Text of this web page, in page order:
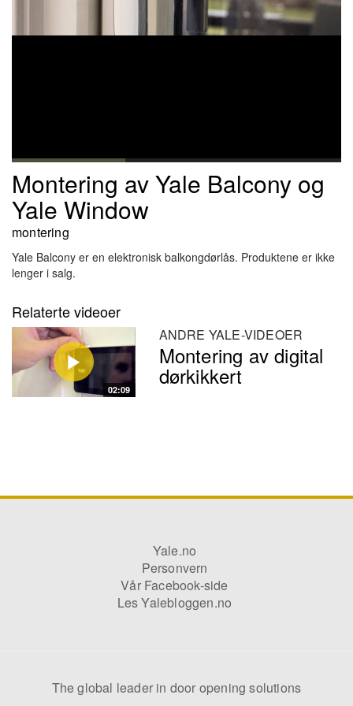
Montering av Yale Balcony og
Yale Window
montering
Yale Balcony er en elektronisk balkongdørlås. Produktene er ikke
lenger i salg.
Relaterte videoer
02:09
ANDRE YALE-VIDEOER
Montering av digital
dørkikkert
Yale.no
Personvern
Vår Facebook-side
Les Yalebloggen.no
The global leader in door opening solutions